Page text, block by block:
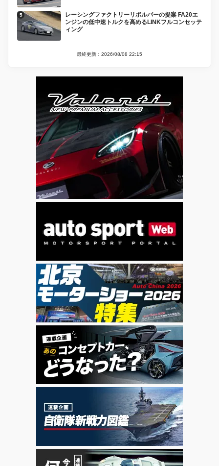
レーシングファクトリーリボルバーの提案 FA20エ
ンジンの低中速トルクを高めるLINKフルコンセッテ
ィング
最終更新：2026/08/08 22:15